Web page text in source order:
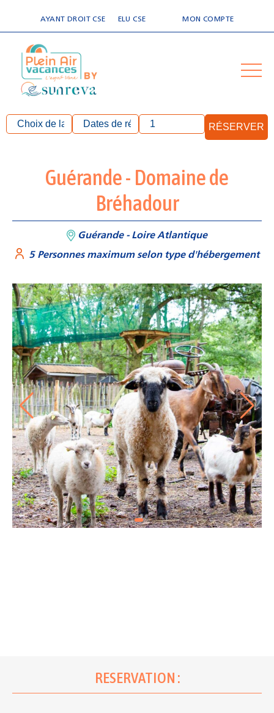
AYANT DROIT CSE ELU CSE MON COMPTE
RÉSERVER
Guérande - Domaine de
Bréhadour
Guérande - Loire Atlantique
5 Personnes maximum selon type d'hébergement
RESERVATION :